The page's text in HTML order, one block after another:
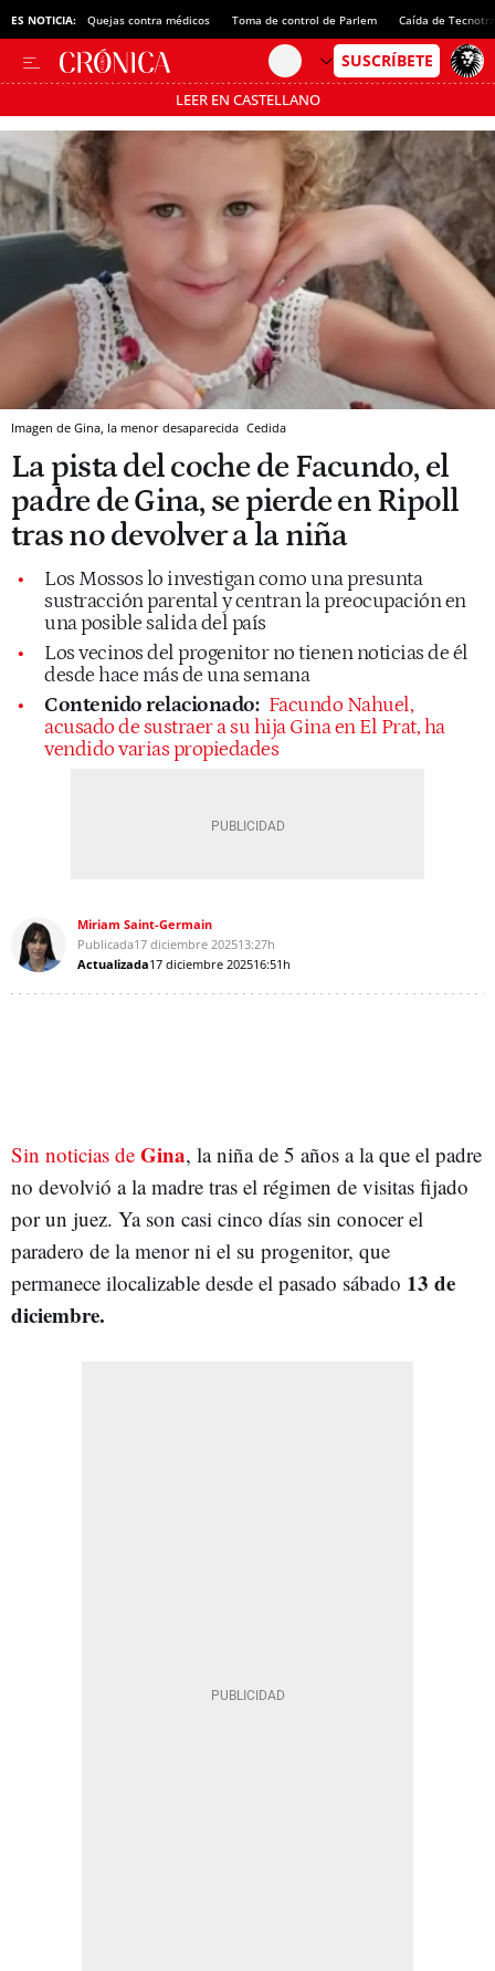
ES NOTICIA: Quejas contra médicos Toma de control de Parlem Caída de
LEER EN CASTELLANO
Pásate al MODO AHORRO
Imagen de Gina, la menor desaparecida Cedida
La pista del coche de Facundo, el
padre de Gina, se pierde en Ripoll
tras no devolver a la niña
Los Mossos lo investigan como una presunta
sustracción parental y centran la preocupación en
una posible salida del país
Los vecinos del progenitor no tienen noticias de él
desde hace más de una semana
Contenido relacionado: Facundo Nahuel,
acusado de sustraer a su hija Gina en El Prat, ha
vendido varias propiedades
Miriam Saint-Germain
Publicada17 diciembre 202513:27h
Actualizada17 diciembre 202516:51h
Sin noticias de Gina, la niña de 5 años a la que el padre
no devolvió a la madre tras el régimen de visitas fijado
por un juez. Ya son casi cinco días sin conocer el
paradero de la menor ni el su progenitor, que
permanece ilocalizable desde el pasado sábado 13 de
diciembre.